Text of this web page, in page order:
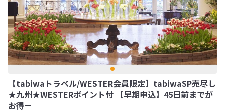
【tabiwaトラベル/WESTER会員限定】tabiwaSP売尽し
★九州★WESTERポイント付 【早期申込】45日前までが
お得－